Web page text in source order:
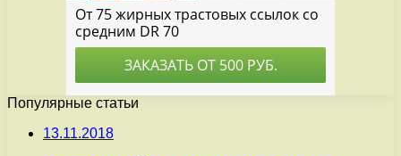
Популярные статьи
13.11.2018